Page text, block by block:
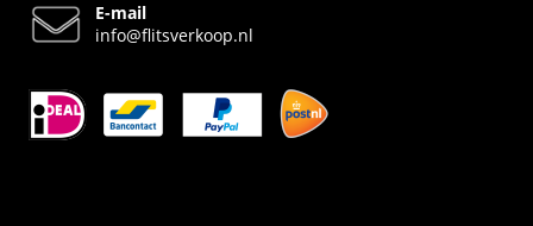
E-mail
info@flitsverkoop.nl